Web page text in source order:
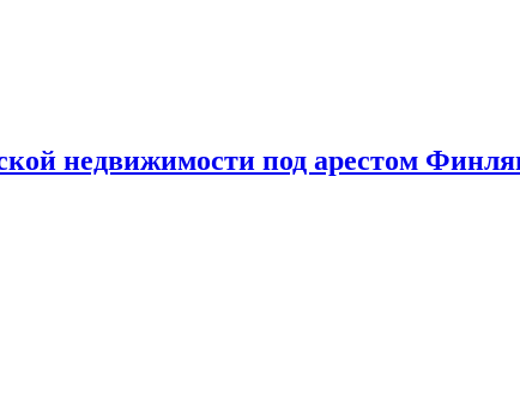
недвижимости под арестом